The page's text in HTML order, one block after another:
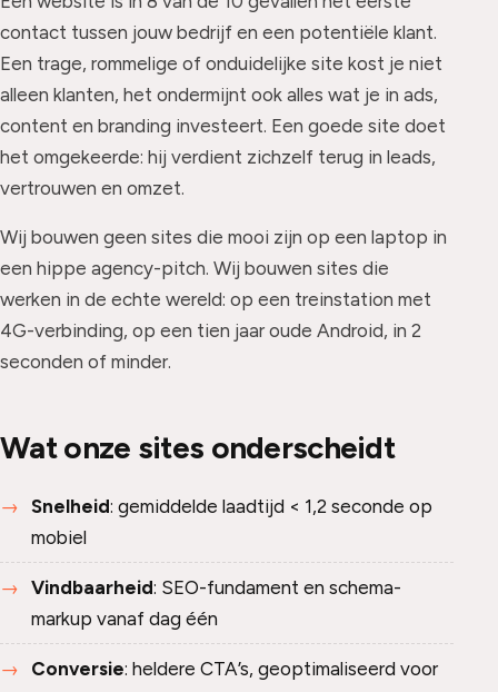
contact tussen jouw bedrijf en een potentiële klant.
Een trage, rommelige of onduidelijke site kost je niet
alleen klanten, het ondermijnt ook alles wat je in ads,
content en branding investeert. Een goede site doet
het omgekeerde: hij verdient zichzelf terug in leads,
vertrouwen en omzet.
Wij bouwen geen sites die mooi zijn op een laptop in
een hippe agency-pitch. Wij bouwen sites die
werken in de echte wereld: op een treinstation met
4G-verbinding, op een tien jaar oude Android, in 2
seconden of minder.
Wat onze sites onderscheidt
Snelheid: gemiddelde laadtijd < 1,2 seconde op
mobiel
Vindbaarheid: SEO-fundament en schema-
markup vanaf dag één
Conversie: heldere CTA’s, geoptimaliseerd voor